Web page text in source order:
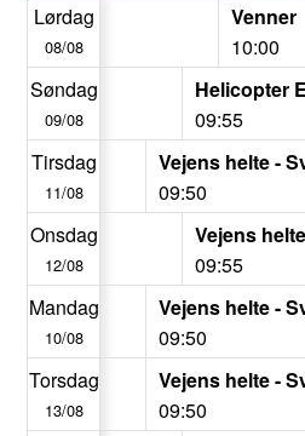
Lørdag
08/08
Søndag
09/08
Tirsdag
11/08
Onsdag
12/08
Mandag
10/08
Torsdag
13/08
Venner
09:30
Venner
10:00
Helicopter
09:55
Vejens helte -
09:50
Vejens
09:55
Vejens helte -
09:50
Vejens helte -
09:50